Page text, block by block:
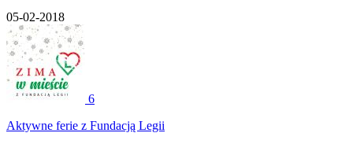
05-02-2018
6
Aktywne ferie z Fundacją Legii